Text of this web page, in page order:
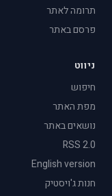
תרומה לאתר
פרסם באתר
ניווט
חיפוש
מפת האתר
נושאים באתר
RSS 2.0
English version
חנות ג'ויסטיק